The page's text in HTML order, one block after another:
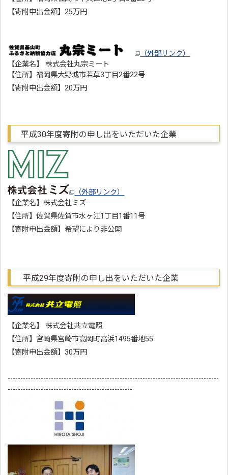
【寄附申出金額】25万円
（外部リンク）
【企業名】 株式会社丸宗ミート
【住所】福岡県大野城市若草3丁目2番22号
【寄附申出金額】20万円
平成30年度寄附の申し出をいただいた企業
（外部リンク）
【企業名】株式会社ミズ
【住所】佐賀県佐賀市水ヶ江1丁目1番11号
【寄附申出金額】希望により非公開
平成29年度寄附の申し出をいただいた企業
【企業名】 株式会社共立電照
【住所】宮崎県宮崎市高岡町高浜1495番地55
【寄附申出金額】30万円
-----------------------------------------------------------------------------------
-------------------------------------------------